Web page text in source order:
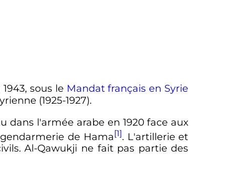
sous le Mandat français en Syrie
(1925-1927).
dans l'armée arabe en 1920 face aux
de Hama[1]. L'artillerie et
Al-Qawukji ne fait pas partie des